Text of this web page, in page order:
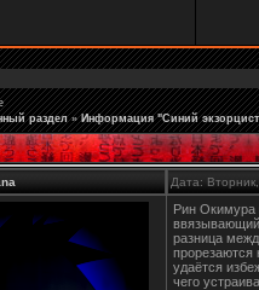
раздел » Информация "Синий
Дата:
Рин Окимура
разница
прорезаются
удаётся
чего